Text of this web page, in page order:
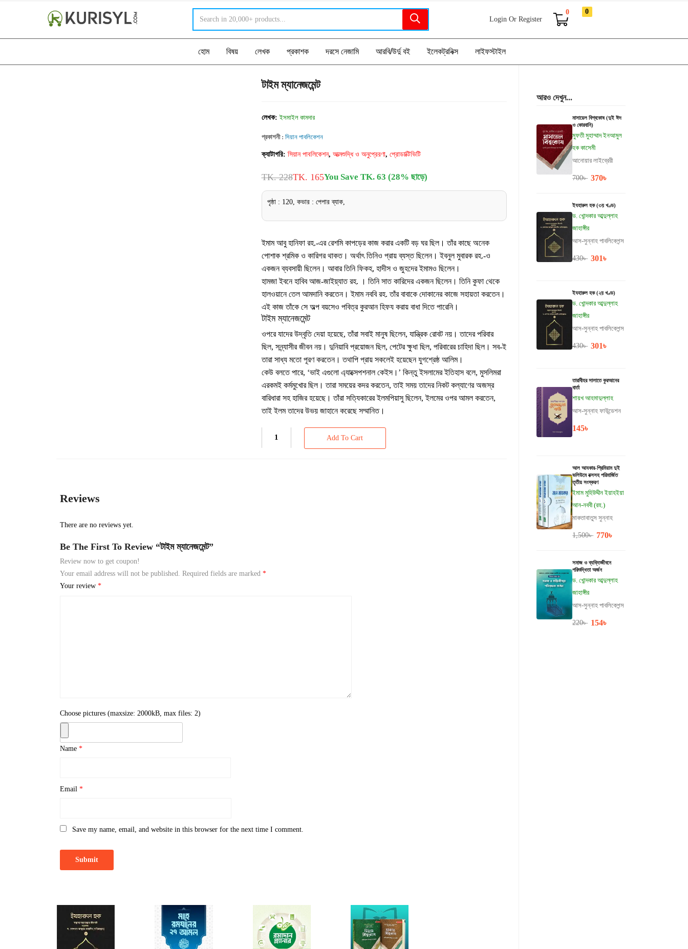
Login Or Register
0 0
হোম বিষয় লেখক প্রকাশক দরসে নেজামি আরবি/উর্দু বই ইলেকট্রনিক্স লাইফস্টাইল
আরও দেখুন...
মাসায়েল বিশ্বকোষ (দুই ঈদ
ও কোরবানি)
মুফতী মুহাম্মাদ ইনআমুল
হক কাসেমী
আনোয়ার লাইব্রেরী
700৳ 370৳
ইযহারুল হক (৩য় খণ্ড)
ড. খোন্দকার আব্দুল্লাহ
জাহাঙ্গীর
আস-সুন্নাহ পাবলিকেশন্স
430৳ 301৳
ইযহারুল হক (২য় খণ্ড)
ড. খোন্দকার আব্দুল্লাহ
জাহাঙ্গীর
আস-সুন্নাহ পাবলিকেশন্স
430৳ 301৳
তারাবীহর সালাতে কুরআনের
বার্তা
শায়খ আহমাদুল্লাহ
আস-সুন্নাহ ফাউন্ডেশন
145৳
আল আযকার-প্রিমিয়াম দুই
ভলিউমে বক্সসহ পরিমার্জিত
তৃতীয় সংস্করণ
ইমাম মুহিউদ্দীন ইয়াহইয়া
আন-নববী (রহ.)
মাকতাবাতুস সুন্নাহ
1,500৳ 770৳
সমাজ ও ব্যক্তিজীবনে
পরিশুদ্ধিতা অর্জন
ড. খোন্দকার আব্দুল্লাহ
জাহাঙ্গীর
আস-সুন্নাহ পাবলিকেশন্স
220৳ 154৳
টাইম ম্যানেজমেন্ট
লেখক:ইসমাইল কামদার
প্রকাশনী : সিয়ান পাবলিকেশন
ক্যাটাগরি: সিয়ান পাবলিকেশন, আত্মশুদ্ধি ও অনুপ্রেরণা, প্রোডাক্টিভিটি
TK. 228TK. 165You Save TK. 63 (28% ছাড়ে)
পৃষ্ঠা : 120, কভার : পেপার ব্যাক,
ইমাম আবু হানিফা রহ.-এর রেশমি কাপড়ের কাজ করার একটি বড় ঘর ছিল। তাঁর কাছে অনেক
পোশাক শ্রমিক ও কারিগর থাকত। অর্থাৎ তিনিও প্রায় ব্যস্ত ছিলেন। ইবনুল মুবারক রহ.-ও
একজন ব্যবসায়ী ছিলেন। আবার তিনি ফিকহ, হাদীস ও জুহদের ইমামও ছিলেন।
হামজা ইবনে হাবিব আজ-জাইয়্যাত রহ. । তিনি সাত কারিদের একজন ছিলেন। তিনি কুফা থেকে
হালওয়ানে তেল আমদানি করতেন। ইমাম নববি রহ. তাঁর বাবাকে দোকানের কাজে সহায়তা করতেন।
এই কাজ তাঁকে সে অল্প বয়সেও পবিত্র কুরআন হিফয করায় বাধা দিতে পারেনি।
টাইম ম্যানেজমেন্ট
ওপরে যাদের উদ্বৃতি দেয়া হয়েছে, তাঁরা সবাই মানুষ ছিলেন, যান্ত্রিক রোবট নয়। তাদের পরিবার
ছিল, সন্ন্যাসীর জীবন নয়। দুনিয়াবি প্রয়োজন ছিল, পেটের ক্ষুধা ছিল, পরিবারের চাহিদা ছিল। সব-ই
তারা সাধ্য মতো পূরণ করতেন। তথাপি প্রায় সকলেই হয়েছেন যুগশ্রেষ্ঠ আলিম।
কেউ বলতে পারে, ‘ভাই এগুলো এ্যাক্সেপশনাল কেইস।’ কিন্তু ইসলামের ইতিহাস বলে, মুসলিমরা
এরকমই কর্মমুখোর ছিল। তারা সময়ের কদর করতেন, তাই সময় তাদের নিকট কল্যাণের অজস্র
বারিধারা সহ হাজির হয়েছে। তাঁরা সত্যিকারের ইলমপিয়াসু ছিলেন, ইলমের ওপর আমল করতেন,
তাই ইলম তাদের উভয় জাহানে করেছে সম্মানিত।
Add To Cart
Reviews
There are no reviews yet.
Be The First To Review “টাইম ম্যানেজমেন্ট”
Review now to get coupon!
Your email address will not be published.
Required fields are marked*
Your review*
Choose pictures (maxsize: 2000kB, max files: 2)
Name*
Email*
Save my name, email, and website in this browser for the next time I comment.